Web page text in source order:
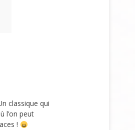
classique qui
l’on peut
!